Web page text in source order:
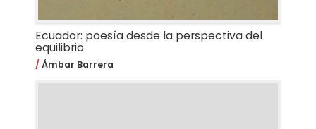
Ecuador: poesía desde la perspectiva del
equilibrio
Ámbar Barrera